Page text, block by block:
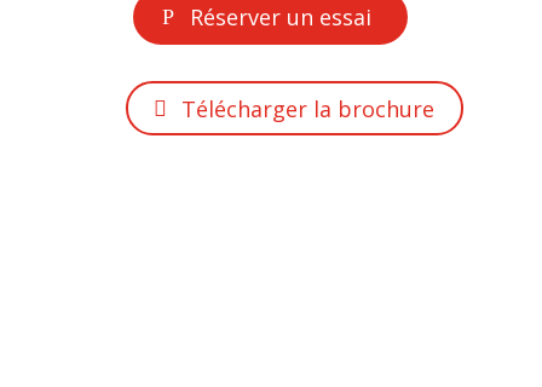
Réserver un essai
Télécharger la brochure